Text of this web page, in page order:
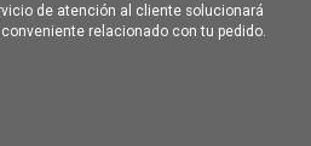
de atención al cliente solucionará
relacionado con tu pedido.